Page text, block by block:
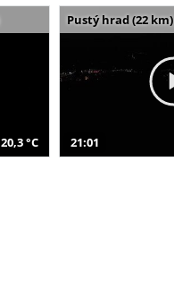
20,3 °C
Pustý hrad (22 km)
21:01